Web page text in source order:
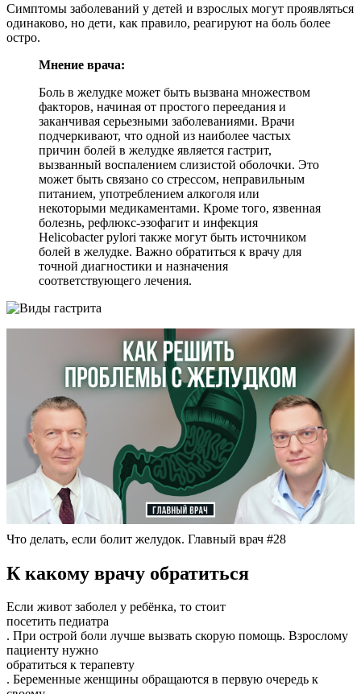
Симптомы заболеваний у детей и взрослых могут проявляться
одинаково, но дети, как правило, реагируют на боль более
остро.
Мнение врача:
Боль в желудке может быть вызвана множеством
факторов, начиная от простого переедания и
заканчивая серьезными заболеваниями. Врачи
подчеркивают, что одной из наиболее частых
причин болей в желудке является гастрит,
вызванный воспалением слизистой оболочки. Это
может быть связано со стрессом, неправильным
питанием, употреблением алкоголя или
некоторыми медикаментами. Кроме того, язвенная
болезнь, рефлюкс-эзофагит и инфекция
Helicobacter pylori также могут быть источником
болей в желудке. Важно обратиться к врачу для
точной диагностики и назначения
соответствующего лечения.
Что делать, если болит желудок. Главный врач #28
К какому врачу обратиться
Если живот заболел у ребёнка, то стоит
посетить педиатра
. При острой боли лучше вызвать скорую помощь. Взрослому
пациенту нужно
обратиться к терапевту
. Беременные женщины обращаются в первую очередь к